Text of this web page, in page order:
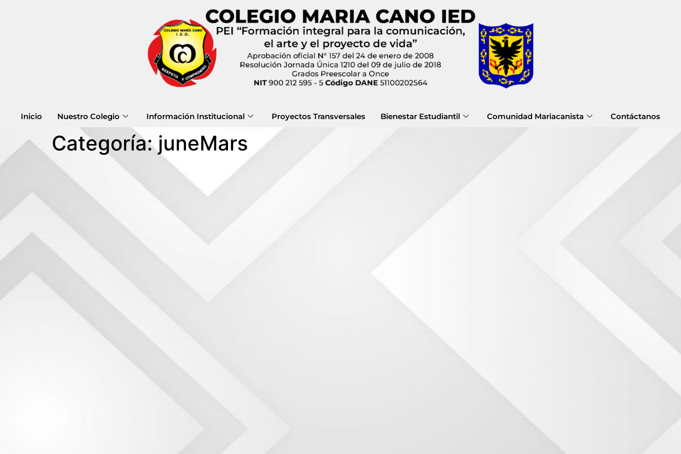
Inicio Nuestro Colegio Información Institucional Proyectos Transversales Bienestar Estudiantil Comunidad Mariacanista Contáctanos
Categoría:juneMars